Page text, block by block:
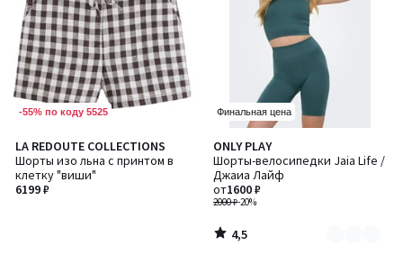
-55% по коду 5525
LA REDOUTE COLLECTIONS
Шорты изо льна с принтом в
клетку "виши"
6199 ₽
Финальная цена
ONLY PLAY
Шорты-велосипедки Jaia Life /
Джаиа Лайф
2000 ₽-20%
от1600 ₽
4,5
/ 5
Количество
цветов:
2
4,5
/